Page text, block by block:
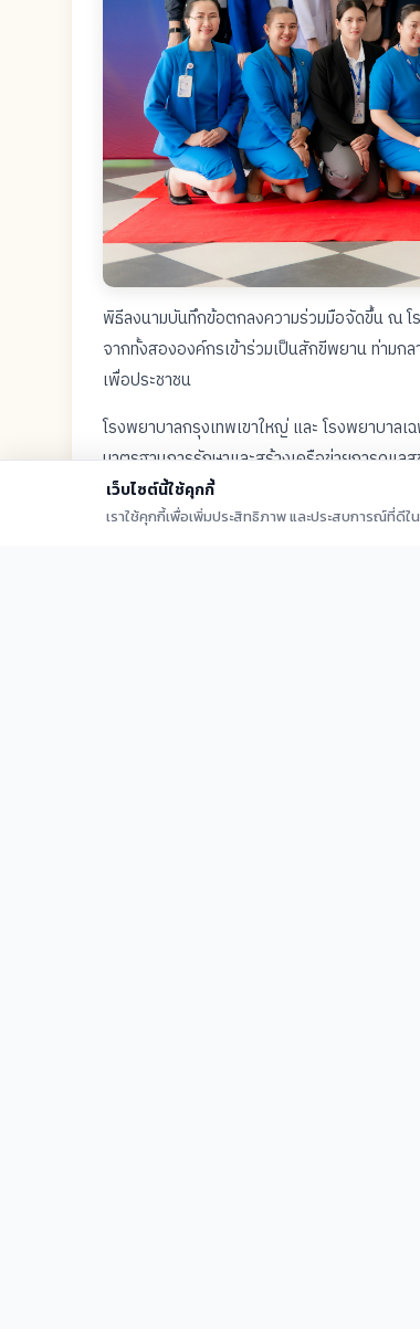
พิธีลงนามบันทึกข้อตกลงความร่วมมือจัดขึ้น ณ
จากทั้งสององค์กรเข้าร่วมเป็นสักขีพยาน ท่าม
เพื่อประชาชน
โรงพยาบาลกรุงเทพเขาใหญ่ และ โรงพยาบาล
มาตรฐานการรักษาและสร้างเครือข่ายการดูแ
ผู้เข้าร่วมกิจกรรมทั้งหมด 100 คน
เว็บไซต์นี้ใช้คุกกี้
เราใช้คุกกี้เพื่อเพิ่มประสิทธิภาพ และประสบการณ์ที่